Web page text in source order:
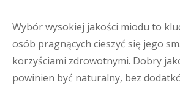
Wybór wysokiej jakości miodu to
osób pragnących cieszyć się jego
korzyściami zdrowotnymi. Dobry
powinien być naturalny, bez